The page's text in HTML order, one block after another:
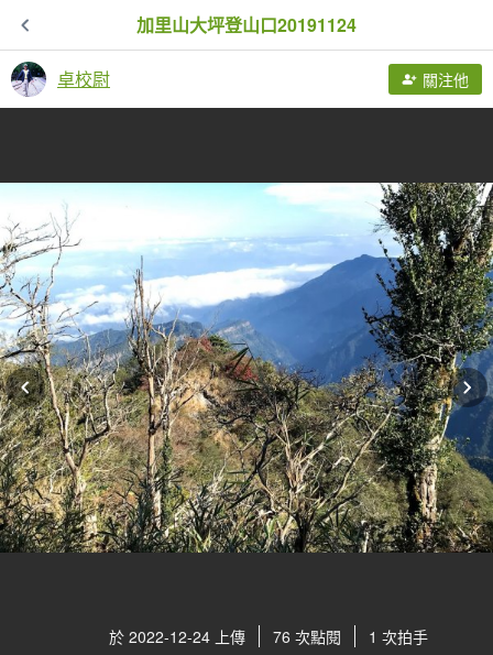
加里山大坪登山口20191124
卓校尉 關注他
於 2022-12-24 上傳 76 次點閱 1 次拍手